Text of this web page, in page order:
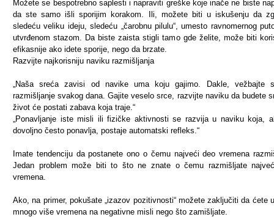
Možete se bespotrebno saplesti i napraviti greške koje inače ne biste
da ste samo išli sporijim korakom. Ili, možete biti u iskušenju da
sledeću veliku ideju, sledeću „čarobnu pilulu“, umesto ravnomernog
utvrđenom stazom. Da biste zaista stigli tamo gde želite, može biti
efikasnije ako idete sporije, nego da brzate.
Razvijte najkorisniju naviku razmišljanja
„Naša sreća zavisi od navike uma koju gajimo. Dakle, vežbajte
razmišljanje svakog dana. Gajite veselo srce, razvijte naviku da budete
život će postati zabava koja traje.“
„Ponavljanje iste misli ili fizičke aktivnosti se razvija u naviku koja,
dovoljno često ponavlja, postaje automatski refleks.“
Imate tendenciju da postanete ono o čemu najveći deo vremena
Jedan problem može biti to što ne znate o čemu razmišljate
vremena.
Ako, na primer, pokušate „izazov pozitivnosti“ možete zaključiti da ćete
mnogo više vremena na negativne misli nego što zamišljate.